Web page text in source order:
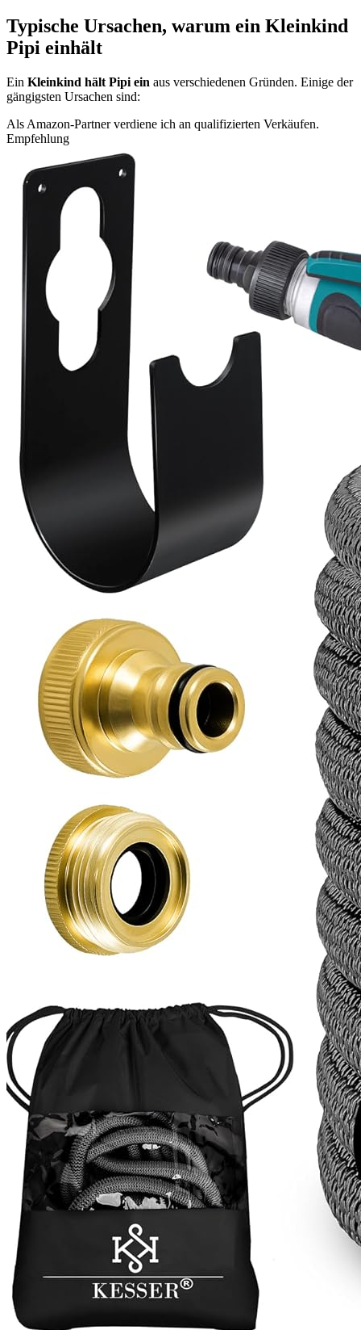
Typische Ursachen, warum ein Kleinkind
Pipi einhält
Ein Kleinkind hält Pipi ein aus verschiedenen Gründen. Einige der
gängigsten Ursachen sind:
Als Amazon-Partner verdiene ich an qualifizierten Verkäufen.
Empfehlung